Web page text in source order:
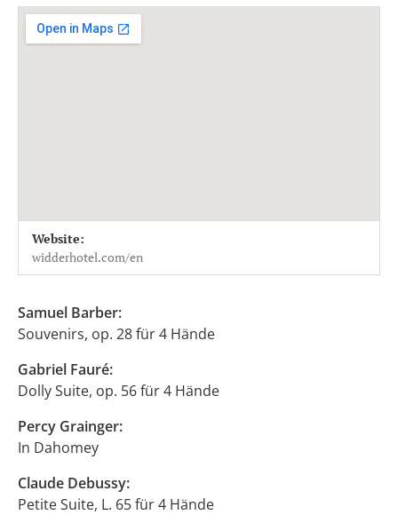
Venue Details
Address
Widder Saal Rennweg 7
CH 8001Zürich
Website:
widderhotel.com/en
Samuel Barber:
Souvenirs, op. 28 für 4 Hände
Gabriel Fauré:
Dolly Suite, op. 56 für 4 Hände
Percy Grainger:
In Dahomey
Claude Debussy:
Petite Suite, L. 65 für 4 Hände